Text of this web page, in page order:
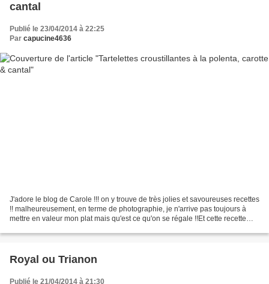
cantal
Publié le 23/04/2014 à 22:25
Par capucine4636
J'adore le blog de Carole !!! on y trouve de très jolies et savoureuses recettes
!! malheureusement, en terme de photographie, je n'arrive pas toujours à
mettre en valeur mon plat mais qu'est ce qu'on se régale !!Et cette recette
Royal ou Trianon
Publié le 21/04/2014 à 21:30